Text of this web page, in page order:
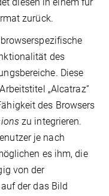
zurück.
des
Diese
„Alcatraz“
des Browsers
zu integrieren.
je nach
es ihm, die
von der
der das Bild